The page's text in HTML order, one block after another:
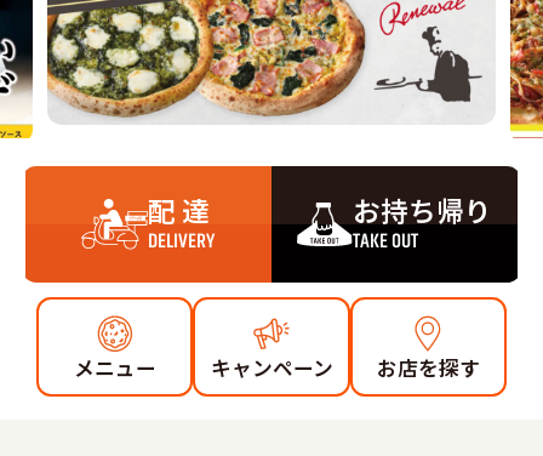
配 達
DELIVERY
お持ち帰り
TAKE OUT
メニュー キャンペーン お店を探す